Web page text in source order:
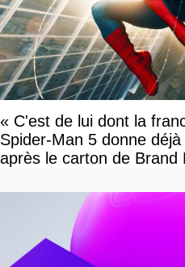
« C'est de lui dont la
Spider-Man 5 donne
après le carton de Brand